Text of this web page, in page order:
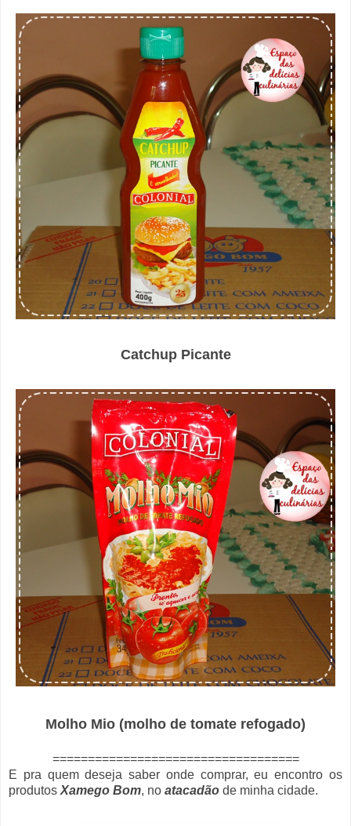
Catchup Picante
Molho Mio (molho de tomate refogado)
===================================
E pra quem deseja saber onde comprar, eu encontro os
produtos Xamego Bom, no atacadão de minha cidade.